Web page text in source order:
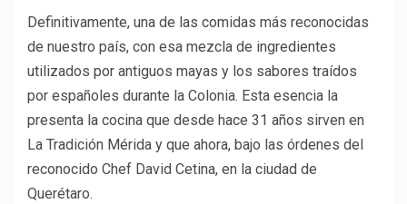
Definitivamente, una de las comidas más reconocidas
de nuestro país, con esa mezcla de ingredientes
utilizados por antiguos mayas y los sabores traídos
por españoles durante la Colonia. Esta esencia la
presenta la cocina que desde hace 31 años sirven en
La Tradición Mérida y que ahora, bajo las órdenes del
reconocido Chef David Cetina, en la ciudad de
Querétaro.